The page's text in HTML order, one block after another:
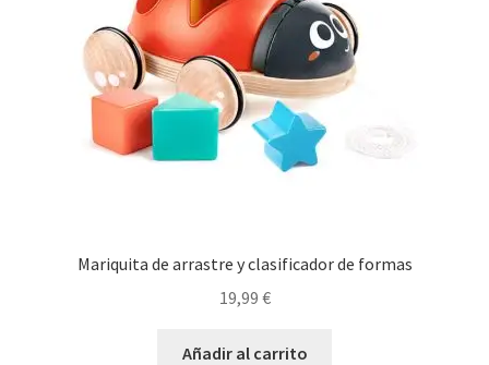
Mariquita de arrastre y clasificador de formas
19,99 €
Añadir al carrito